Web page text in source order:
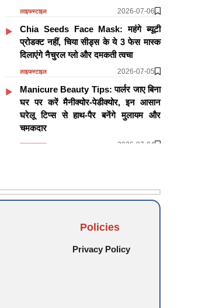
लाइफस्टाइल 2026-07-06
Chia Seeds Face Mask: महंगे ब्यूटी
प्रोडक्ट नहीं, चिया सीड्स के ये 3 फेस मास्क
दिलाएंगे नैचुरल ग्लो और दमकती त्वचा
लाइफस्टाइल 2026-07-05
Manicure Beauty Tips: पार्लर जाए बिना
घर पर करें मैनीक्योर-पेडीक्योर, इन आसान
घरेलू टिप्स से हाथ-पैर बनेंगे मुलायम और
चमकदार
लाइफस्टाइल 2026-07-04
बिना सर्जरी खत्म हो सकती हैं कैंसर सेल्स
और पढ़ें
Policies
Privacy Policy